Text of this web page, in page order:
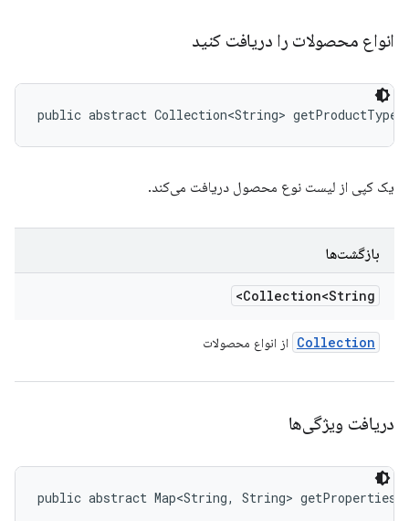
انواع محصولات را دریافت کنید
public abstract Collection<String>
یک کپی از لیست نوع محصول دریافت می‌کند.
بازگشت‌ها
Collection<String>
Collection از انواع محصولات
دریافت ویژگی‌ها
public abstract Map<String, String> getProperties